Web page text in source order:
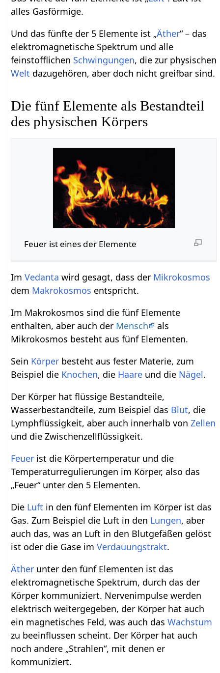
alles Gasförmige.
Und das fünfte der 5 Elemente ist „Äther“ – das
elektromagnetische Spektrum und alle
feinstofflichen Schwingungen, die zur physischen
Welt dazugehören, aber doch nicht greifbar sind.
Die fünf Elemente als Bestandteil
des physischen Körpers
Feuer ist eines der Elemente
ImVedanta wird gesagt, dass der Mikrokosmos
dem Makrokosmos entspricht.
Im Makrokosmos sind die fünf Elemente
enthalten, aber auch der Mensch
als
Mikrokosmos besteht aus fünf Elementen.
Sein Körper besteht aus fester Materie, zum
Beispiel die Knochen, die Haare und die Nägel.
Der Körper hat flüssige Bestandteile,
Wasserbestandteile, zum Beispiel das Blut, die
Lymphflüssigkeit, aber auch innerhalb vonZellen
und die Zwischenzellflüssigkeit.
Feuer ist die Körpertemperatur und die
Temperaturregulierungen im Körper, also das
„Feuer“ unter den 5 Elementen.
Die Luft in den fünf Elementen im Körper ist das
Gas. Zum Beispiel die Luft in den Lungen, aber
auch das, was an Luft in den Blutgefäßen gelöst
ist oder die Gase imVerdauungstrakt.
Äther unter den fünf Elementen ist das
elektromagnetische Spektrum, durch das der
Körper kommuniziert. Nervenimpulse werden
elektrisch weitergegeben, der Körper hat auch
ein magnetisches Feld, was auch dasWachstum
zu beeinflussen scheint. Der Körper hat auch
noch andere „Strahlen“, mit denen er
kommuniziert.